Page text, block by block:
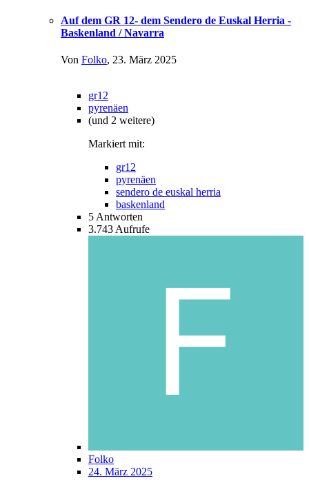
Auf dem GR 12- dem Sendero de Euskal Herria -
Baskenland / Navarra
Von Folko, 23. März 2025
gr12
pyrenäen
(und 2 weitere)
Markiert mit:
gr12
pyrenäen
sendero de euskal herria
baskenland
5 Antworten
3.743 Aufrufe
Folko
24. März 2025